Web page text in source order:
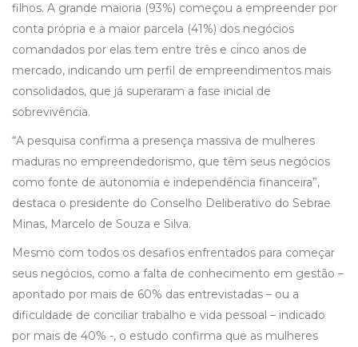
filhos. A grande maioria (93%) começou a empreender por
conta própria e a maior parcela (41%) dos negócios
comandados por elas tem entre três e cinco anos de
mercado, indicando um perfil de empreendimentos mais
consolidados, que já superaram a fase inicial de
sobrevivência.
“A pesquisa confirma a presença massiva de mulheres
maduras no empreendedorismo, que têm seus negócios
como fonte de autonomia e independência financeira”,
destaca o presidente do Conselho Deliberativo do Sebrae
Minas, Marcelo de Souza e Silva.
Mesmo com todos os desafios enfrentados para começar
seus negócios, como a falta de conhecimento em gestão –
apontado por mais de 60% das entrevistadas – ou a
dificuldade de conciliar trabalho e vida pessoal – indicado
por mais de 40% -, o estudo confirma que as mulheres